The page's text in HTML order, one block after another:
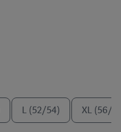
L (52/54) XL (56/